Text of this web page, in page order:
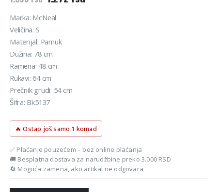
cena
je
1.590 rsd.
cena
Marka: McNeal
Veličina: S
Materijal: Pamuk
Dužina: 78 cm
Ramena: 48 cm
Rukavi: 64 cm
Prečnik grudi: 54 cm
Šifra: Bk5137
🔥 Ostao još samo 1 komad
✅ Plaćanje pouzećem – bez online plaćanja
🚚 Besplatna dostava za narudžbine preko 3.000 RSD
🔄 Moguća zamena, ako artikal ne odgovara